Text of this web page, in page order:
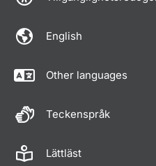
English
Other languages
Teckenspråk
Lättläst